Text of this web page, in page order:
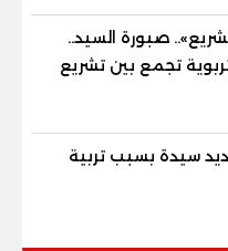
صبورة السيد..
تجمع بين تشريع
لبناء الإنسان
سيدة بسبب تربية